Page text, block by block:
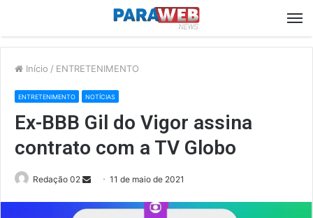
Início / ENTRETENIMENTO
ENTRETENIMENTO NOTÍCIAS
Ex-BBB Gil do Vigor assina
contrato com a TV Globo
Redação 02
Send
email
11 de maio de 2021